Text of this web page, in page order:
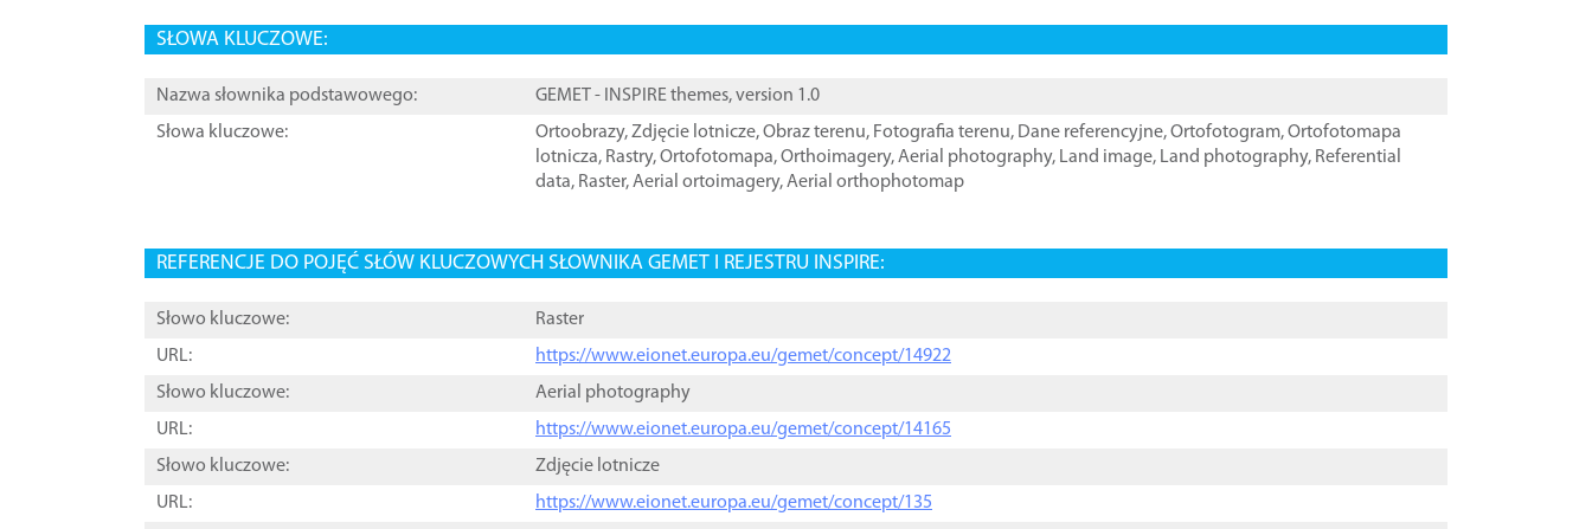
SŁOWA KLUCZOWE:
Nazwa słownika podstawowego:
GEMET - INSPIRE themes, version 1.0
Słowa kluczowe:
Ortoobrazy,Zdjęcie lotnicze,Obraz terenu, Fotografia terenu, Dane referencyjne,Ortofotogram,Ortofotomapa
lotnicza, Rastry,Ortofotomapa,Orthoimagery,Aerial photography, Land image, Land photography, Referential
data, Raster,Aerial ortoimagery,Aerial orthophotomap
REFERENCJE DO POJĘĆ SŁÓW KLUCZOWYCH SŁOWNIKA GEMET I REJESTRU INSPIRE:
Słowo kluczowe:
Raster
URL:
https://www.eionet.europa.eu/gemet/concept/14922
Słowo kluczowe:
Aerial photography
URL:
https://www.eionet.europa.eu/gemet/concept/14165
Słowo kluczowe:
Zdjęcie lotnicze
URL:
https://www.eionet.europa.eu/gemet/concept/135